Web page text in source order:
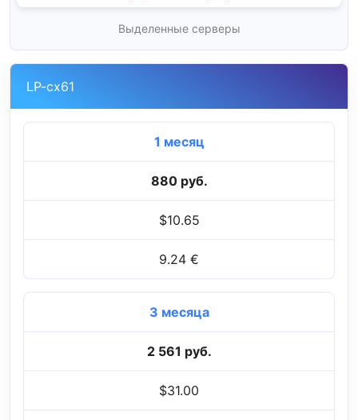
Выделенные серверы
LP-cx61
1 месяц
880 руб.
$10.65
9.24 €
3 месяца
2 561 руб.
$31.00